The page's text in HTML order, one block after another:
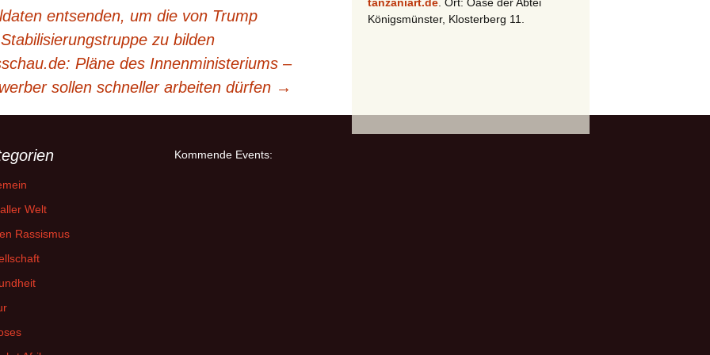
entsenden, um die von Trump
zu bilden
Pläne des Innenministeriums –
sollen schneller arbeiten dürfen →
Königsmünster, Klosterberg 11.
Welt
Rassismus
Kommende Events: